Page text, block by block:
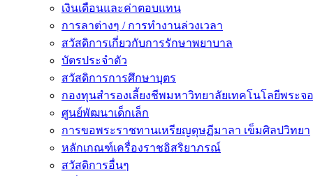
เงินเดือนและค่าตอบแทน
การลาต่างๆ / การทำงานล่วงเวลา
สวัสดิการเกี่ยวกับการรักษาพยาบาล
บัตรประจำตัว
สวัสดิการการศึกษาบุตร
กองทุนสำรองเลี้ยงชีพมหาวิทยาลัยเทคโนโลยีพระจ
ศูนย์พัฒนาเด็กเล็ก
การขอพระราชทานเหรียญดุษฏีมาลา เข็มศิลปวิทยา
หลักเกณฑ์เครื่องราชอิสริยาภรณ์
สวัสดิการอื่นๆ